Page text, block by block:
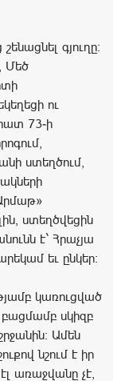
գյուղը։
Մեծ
ու
73-ի
ստեղծում,
ստեղծվեցին
է` Հրաչյա
եւ ընկեր։
կառուցված
բացմամբ սկիզբ
Ամեն
նշում է իր
առաջվանը չէ,